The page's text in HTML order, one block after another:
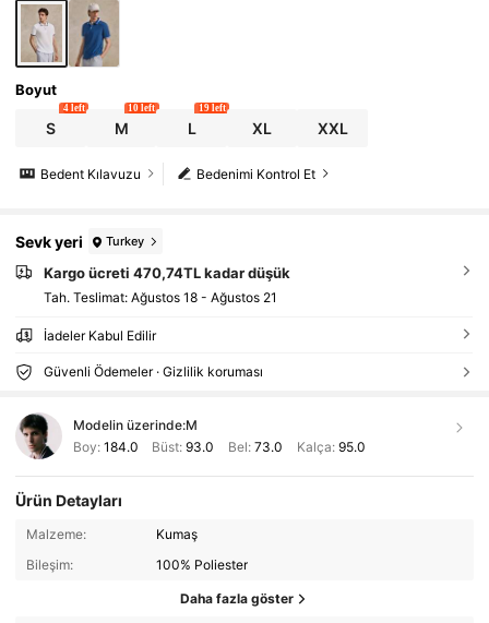
Boyut
S
4 left
M
10 left
L
19 left
XL XXL
Bedenimi Kontrol Et
Bedent Kılavuzu
Sevk yeri Turkey
Kargo ücreti 470,74TL kadar düşük
Tah. Teslimat: Ağustos 18 - Ağustos 21
İadeler Kabul Edilir
Güvenli Ödemeler · Gizlilik koruması
Modelin üzerinde:M
Boy: 184.0 Büst:93.0 Bel: 73.0 Kalça: 95.0
Ürün Detayları
Malzeme:
Kumaş
Bileşim:
100% Poliester
Daha fazla göster